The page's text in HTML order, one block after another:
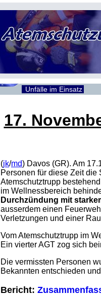
Unfälle im Einsatz
17.
(jk/md) Davos (GR). Am
Personen für diese Zeit
Atemschutztrupp
im Wellnessbereich
Durchzündung mit
ausserdem einen
Verletzungen und einer
Vom Atemschutztrupp im
Ein vierter AGT zog sich
Die vermissten Personen
Bekannten entschieden
Bericht: